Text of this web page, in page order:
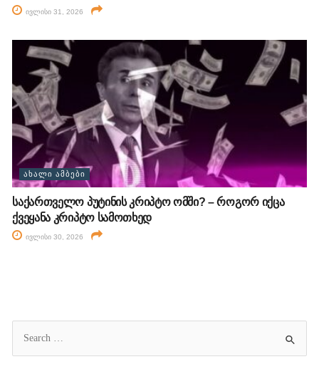
ივლისი 31, 2026
ᲐᲮᲐᲚᲘ ᲐᲛᲑᲔᲑᲘ
საქართველო პუტინის კრიპტო ომში? – როგორ იქცა
ქვეყანა კრიპტო სამოთხედ
ივლისი 30, 2026